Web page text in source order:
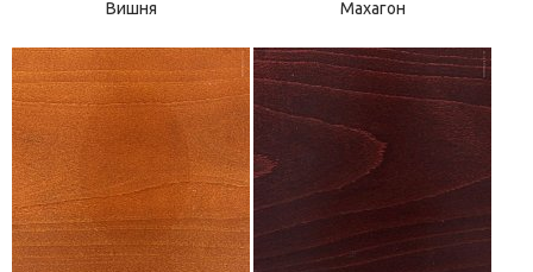
Вишня Махагон